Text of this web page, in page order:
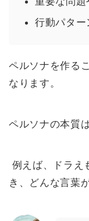
行動パター
ペルソナを作る
なります。
ペルソナの本質
例えば、ドラえ
き、どんな言葉